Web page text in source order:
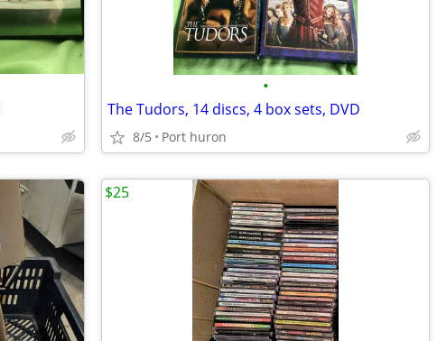
•
The Tudors, 14 discs, 4 box sets, DVD
8/5 Port huron
$25